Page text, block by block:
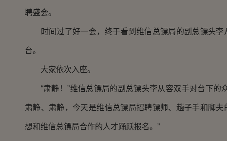
聘盛会。
时间过了好一会，终于看到维信总镖局的副总镖头李
台。
大家依次入座。
“肃静！”维信总镖局的副总镖头李从容双手对台下的
肃静、肃静，今天是维信总镖局招聘镖师、趟子手和脚
想和维信总镖局合作的人才踊跃报名。”